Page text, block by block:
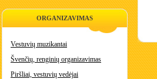
ORGANIZAVIMAS
Vestuvių muzikantai
Švenčių, renginių organizavimas
Piršliai, vestuvių vedėjai